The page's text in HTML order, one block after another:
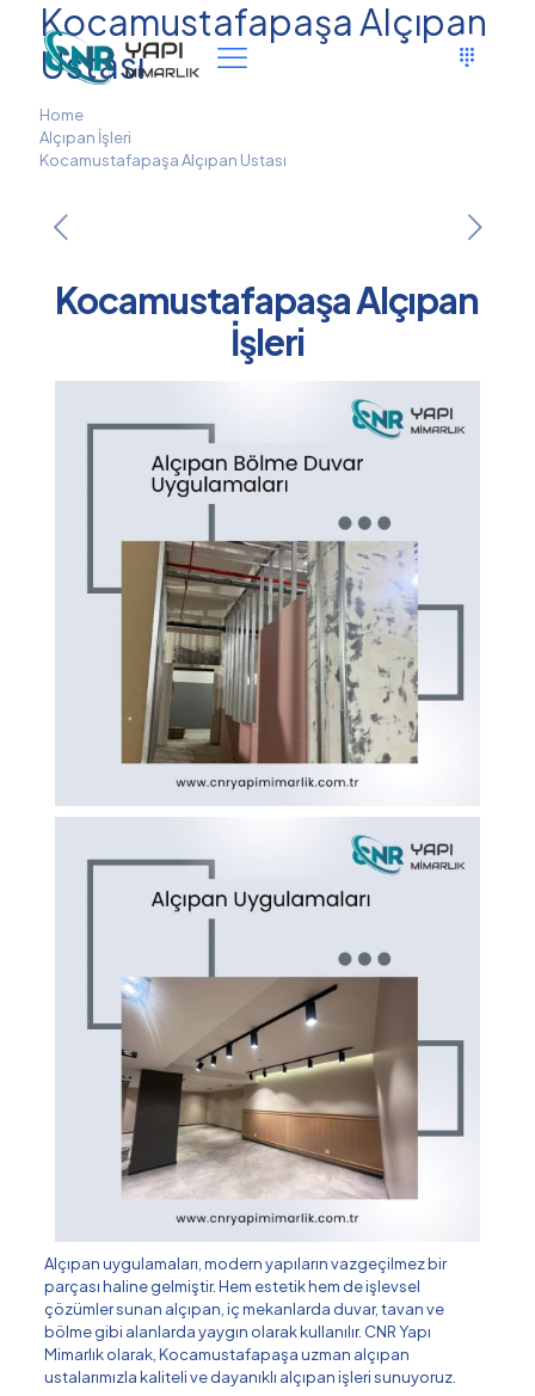
Kocamustafapaşa Alçıpan
Ustası
Home
Alçıpan İşleri
Kocamustafapaşa Alçıpan Ustası
Kocamustafapaşa Alçıpan
İşleri
Alçıpan uygulamaları, modern yapıların vazgeçilmez bir
parçası haline gelmiştir. Hem estetik hem de işlevsel
çözümler sunan alçıpan, iç mekanlarda duvar, tavan ve
bölme gibi alanlarda yaygın olarak kullanılır. CNR Yapı
Mimarlık olarak, Kocamustafapaşa uzman alçıpan
ustalarımızla kaliteli ve dayanıklı alçıpan işleri sunuyoruz.